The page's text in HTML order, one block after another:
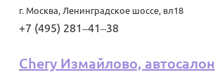
г. Москва, Ленинградское шоссе, вл18
+7 (495) 281‒41‒38
Chery Измайлово, автосалон